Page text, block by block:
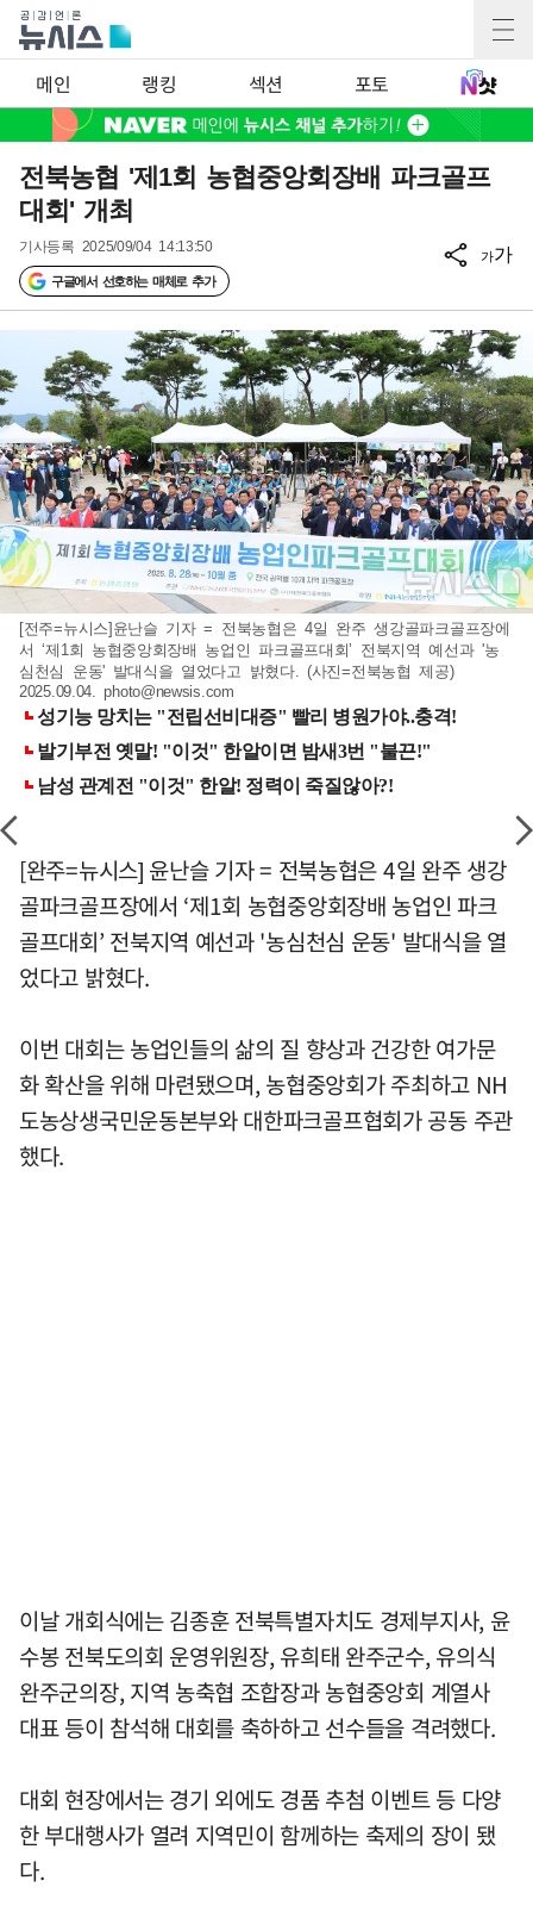
메인 랭킹 섹션 포토
전북농협 '제1회 농협중앙회장배 파크골프
대회' 개최
기사등록 2025/09/04 14:13:50
구글에서 선호하는 매체로 추가
가가
[전주=뉴시스]윤난슬 기자 = 전북농협은 4일 완주 생강골파크골프장에
서 ‘제1회 농협중앙회장배 농업인 파크골프대회’ 전북지역 예선과 '농
심천심 운동' 발대식을 열었다고 밝혔다. (사진=전북농협 제공)
2025.09.04.photo@newsis.com
[완주=뉴시스] 윤난슬 기자 = 전북농협은 4일 완주 생강
골파크골프장에서 ‘제1회 농협중앙회장배 농업인 파크
골프대회’ 전북지역 예선과 '농심천심 운동' 발대식을 열
었다고 밝혔다.
이번 대회는 농업인들의 삶의 질 향상과 건강한 여가문
화 확산을 위해 마련됐으며, 농협중앙회가 주최하고 NH
도농상생국민운동본부와 대한파크골프협회가 공동 주관
했다.
이날 개회식에는 김종훈 전북특별자치도 경제부지사, 윤
수봉 전북도의회 운영위원장, 유희태 완주군수, 유의식
완주군의장, 지역 농축협 조합장과 농협중앙회 계열사
대표 등이 참석해 대회를 축하하고 선수들을 격려했다.
대회 현장에서는 경기 외에도 경품 추첨 이벤트 등 다양
한 부대행사가 열려 지역민이 함께하는 축제의 장이 됐
다.